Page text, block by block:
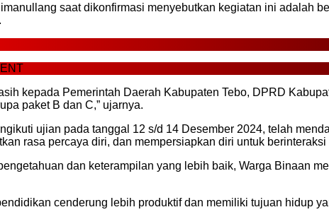
saat dikonfirmasi menyebutkan kegiatan ini adalah
kepada Pemerintah Daerah Kabupaten Tebo, DPRD
paket B dan C,” ujarnya.
ujian pada tanggal 12 s/d 14 Desember 2024, telah
rasa percaya diri, dan mempersiapkan diri untuk
dan keterampilan yang lebih baik, Warga Binaan
cenderung lebih produktif dan memiliki tujuan hidup